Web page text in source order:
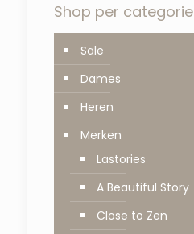
Shop per categorie
Sale
Dames
Heren
Merken
Lastories
A Beautiful Story
Close to Zen